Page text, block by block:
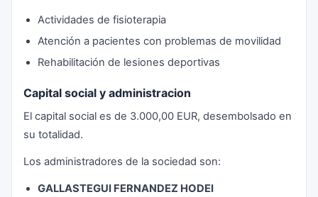
Actividades de fisioterapia
Atención a pacientes con problemas de movilidad
Rehabilitación de lesiones deportivas
Capital social y administracion
El capital social es de 3.000,00 EUR, desembolsado en
su totalidad.
Los administradores de la sociedad son:
GALLASTEGUI FERNANDEZ HODEI